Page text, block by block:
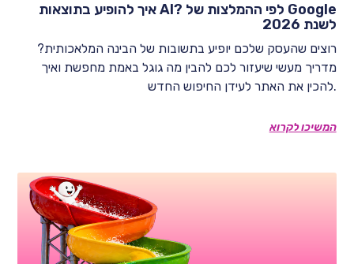
איך להופיע בתוצאות AI? לפי ההמלצות של Google
לשנת 2026
רוצים שהעסק שלכם יופיע בתשובות של הבינה המלאכותית?
מדריך מעשי שיעזור לכם להבין מה גוגל באמת מחפשת ואיך
להכין את האתר לעידן החיפוש החדש.
המשיכו לקרוא